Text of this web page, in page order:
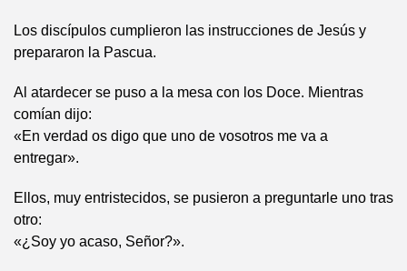
Los discípulos cumplieron las instrucciones de Jesús y
prepararon la Pascua.
Al atardecer se puso a la mesa con los Doce. Mientras
comían dijo:
«En verdad os digo que uno de vosotros me va a
entregar».
Ellos, muy entristecidos, se pusieron a preguntarle uno tras
otro:
«¿Soy yo acaso, Señor?».